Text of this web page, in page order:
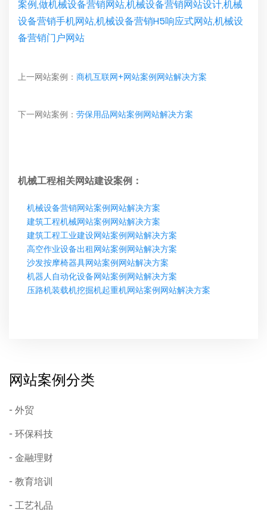
案例,做机械设备营销网站,机械设备营销网站设计,机械
设备营销手机网站,机械设备营销H5响应式网站,机械设
备营销门户网站
上一网站案例： 商机互联网+网站案例网站解决方案
下一网站案例： 劳保用品网站案例网站解决方案
机械工程相关网站建设案例：
机械设备营销网站案例网站解决方案
建筑工程机械网站案例网站解决方案
建筑工程工业建设网站案例网站解决方案
高空作业设备出租网站案例网站解决方案
沙发按摩椅器具网站案例网站解决方案
机器人自动化设备网站案例网站解决方案
压路机装载机挖掘机起重机网站案例网站解决方案
网站案例分类
外贸
环保科技
金融理财
教育培训
工艺礼品